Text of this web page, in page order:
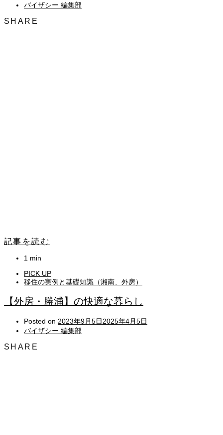
バイザシー 編集部
SHARE
記事を読む
1 min
PICK UP
移住の実例と基礎知識（湘南、外房）
【外房・勝浦】の快適な暮らし
Posted on 2023年9月5日2025年4月5日
バイザシー 編集部
SHARE